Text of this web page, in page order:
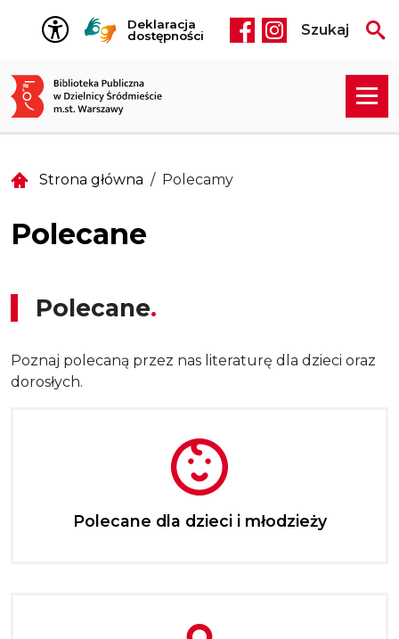
Przejdź do treści
Deklaracja
dostępności
Social media
Szukaj
Strona główna Polecamy
Polecane
Polecane
Poznaj polecaną przez nas literaturę dla dzieci oraz
dorosłych.
Polecane dla dzieci i młodzieży